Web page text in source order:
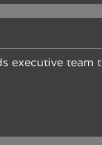
executive team